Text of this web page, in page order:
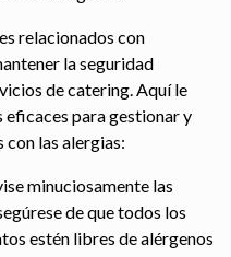
relacionados con
la seguridad
de catering. Aquí le
eficaces para gestionar y
las alergias:
minuciosamente las
de que todos los
estén libres de alérgenos